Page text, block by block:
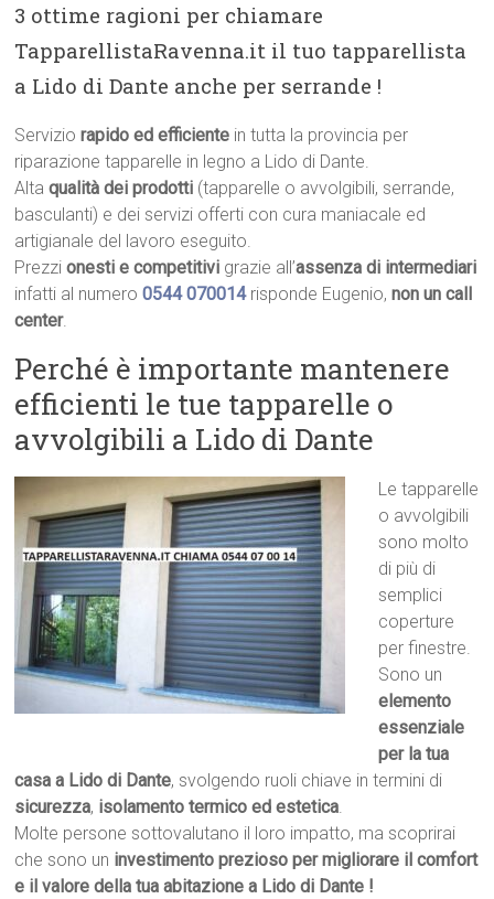
3 ottime ragioni per chiamare
TapparellistaRavenna.it il tuo tapparellista
a Lido di Dante anche per serrande !
Serviziorapido ed efficiente in tutta la provincia per
riparazione tapparelle in legno a Lido di Dante.
Altaqualità dei prodotti (tapparelle o avvolgibili, serrande,
basculanti) e dei servizi offerti con cura maniacale ed
artigianale del lavoro eseguito.
Prezzionesti e competitivi grazie all’assenza di intermediari
infatti al numero0544 070014 risponde Eugenio,non un call
center.
Perché è importante mantenere
efficienti le tue tapparelle o
avvolgibili a Lido di Dante
Le tapparelle
o avvolgibili
sono molto
di più di
semplici
coperture
per finestre.
Sono un
elemento
essenziale
per la tua
casa a Lido di Dante, svolgendo ruoli chiave in termini di
sicurezza, isolamento termico ed estetica.
Molte persone sottovalutano il loro impatto, ma scoprirai
che sono un investimento prezioso per migliorare il comfort
e il valore della tua abitazione a Lido di Dante !